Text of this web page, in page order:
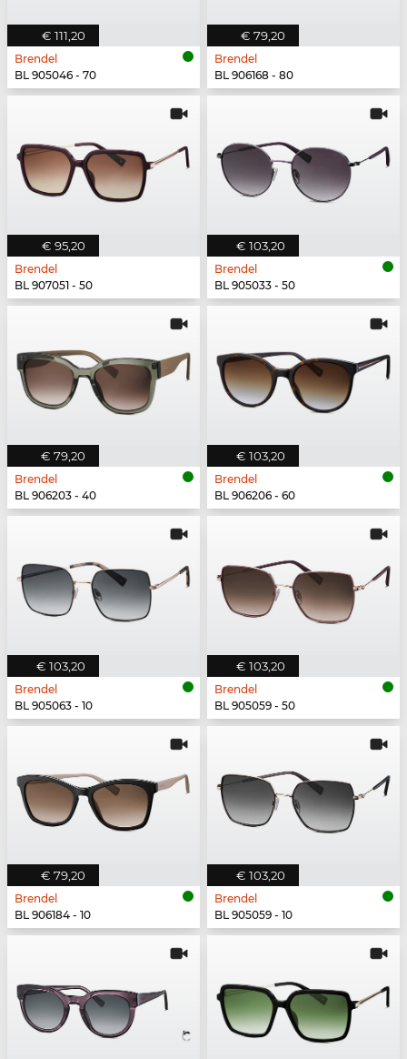
€ 111,20
Brendel
BL 905046 - 70
€ 79,20
Brendel
BL 906168 - 80
€ 95,20
Brendel
BL 907051 - 50
€ 103,20
Brendel
BL 905033 - 50
€ 79,20
Brendel
BL 906203 - 40
€ 103,20
Brendel
BL 906206 - 60
€ 103,20
Brendel
BL 905063 - 10
€ 103,20
Brendel
BL 905059 - 50
€ 79,20
Brendel
BL 906184 - 10
€ 103,20
Brendel
BL 905059 - 10